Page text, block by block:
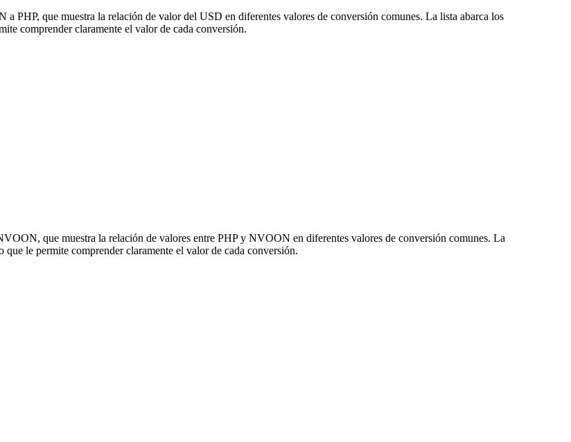
PHP, que muestra la relación de valor del USD en diferentes valores de conversión comunes. La lista abarca los
comprender claramente el valor de cada conversión.
que muestra la relación de valores entre PHP y NVOON en diferentes valores de conversión comunes. La
le permite comprender claramente el valor de cada conversión.